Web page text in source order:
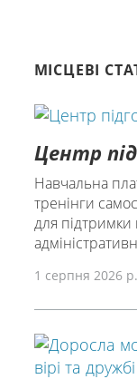
МІСЦЕВІ
Центр
Навчальна
тренінги
для підтримки
1 серпня 2026 р.